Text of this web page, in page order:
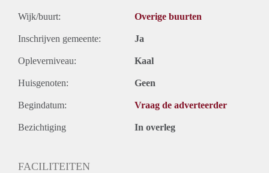
Wijk/buurt: Overige buurten
Inschrijven gemeente: Ja
Opleverniveau: Kaal
Huisgenoten: Geen
Begindatum: Vraag de adverteerder
Bezichtiging In overleg
FACILITEITEN